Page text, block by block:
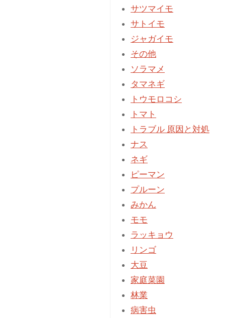
サツマイモ
サトイモ
ジャガイモ
その他
ソラマメ
タマネギ
トウモロコシ
トマト
トラブル 原因と対処
ナス
ネギ
ピーマン
プルーン
みかん
モモ
ラッキョウ
リンゴ
大豆
家庭菜園
林業
病害虫